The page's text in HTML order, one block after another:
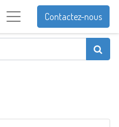
Contactez-nous